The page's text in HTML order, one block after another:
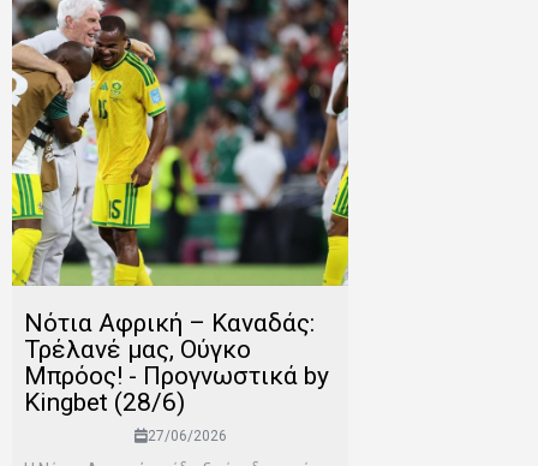
Νότια Αφρική – Καναδάς:
Τρέλανέ μας, Ούγκο
Μπρόος! - Προγνωστικά by
Kingbet (28/6)
27/06/2026